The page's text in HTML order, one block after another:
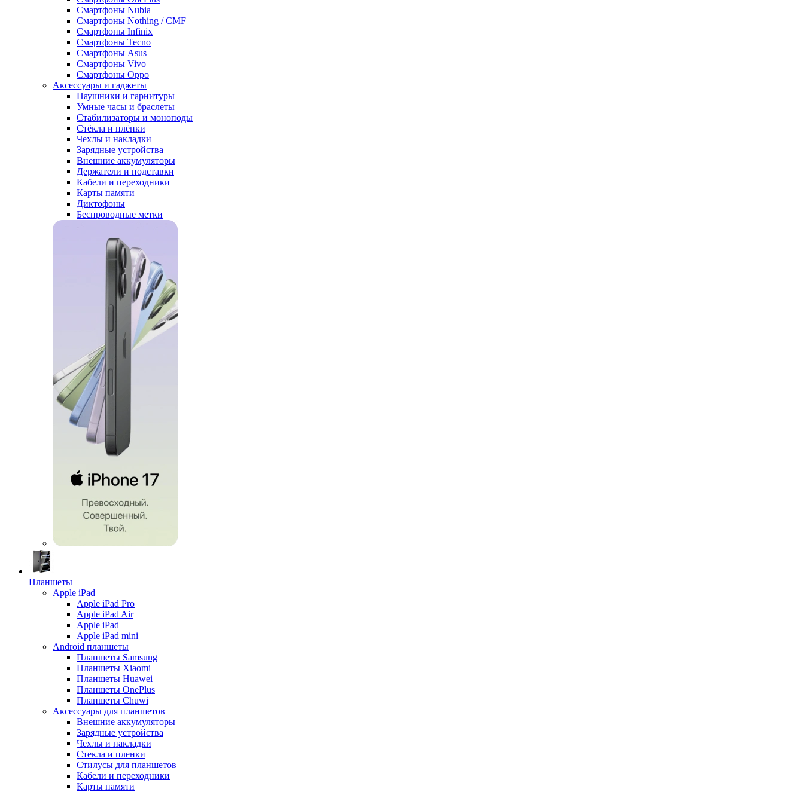
Смартфоны Nubia
Смартфоны Nothing / CMF
Смартфоны Infinix
Смартфоны Tecno
Смартфоны Asus
Смартфоны Vivo
Смартфоны Oppo
Аксессуары и гаджеты
Наушники и гарнитуры
Умные часы и браслеты
Стабилизаторы и моноподы
Стёкла и плёнки
Чехлы и накладки
Зарядные устройства
Внешние аккумуляторы
Держатели и подставки
Кабели и переходники
Карты памяти
Диктофоны
Беспроводные метки
Планшеты
Apple iPad
Apple iPad Pro
Apple iPad Air
Apple iPad
Apple iPad mini
Android планшеты
Планшеты Samsung
Планшеты Xiaomi
Планшеты Huawei
Планшеты OnePlus
Планшеты Chuwi
Аксессуары для планшетов
Внешние аккумуляторы
Зарядные устройства
Чехлы и накладки
Стекла и пленки
Стилусы для планшетов
Кабели и переходники
Карты памяти